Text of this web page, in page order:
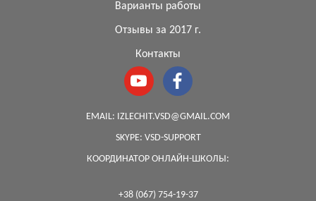
Варианты работы
Отзывы за 2017 г.
Контакты
EMAIL: IZLECHIT.VSD@GMAIL.COM
SKYPE: VSD-SUPPORT
КООРДИНАТОР ОНЛАЙН-ШКОЛЫ:
+38 (067) 754-19-37